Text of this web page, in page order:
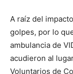
A raíz del
golpes, por lo
ambulancia de
acudieron al
Voluntarios de